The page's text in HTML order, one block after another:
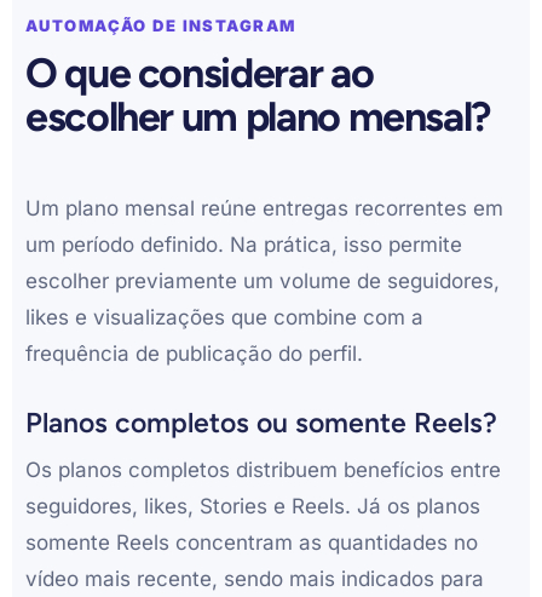
AUTOMAÇÃO DE INSTAGRAM
O que considerar ao
escolher um plano mensal?
Um plano mensal reúne entregas recorrentes em
um período definido. Na prática, isso permite
escolher previamente um volume de seguidores,
likes e visualizações que combine com a
frequência de publicação do perfil.
Planos completos ou somente Reels?
Os planos completos distribuem benefícios entre
seguidores, likes, Stories e Reels. Já os planos
somente Reels concentram as quantidades no
vídeo mais recente, sendo mais indicados para